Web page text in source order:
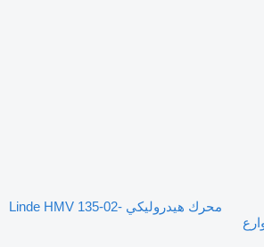
محرك هيدروليكي Linde HMV 135-02-